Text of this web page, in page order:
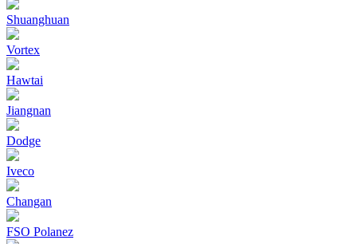
Shuanghuan
Vortex
Hawtai
Jiangnan
Dodge
Iveco
Changan
FSO Polanez